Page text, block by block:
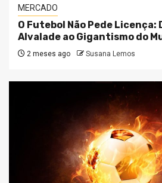
MERCADO
O Futebol Não Pede Licença:
Alvalade ao Gigantismo do
2 meses ago Susana Lemos